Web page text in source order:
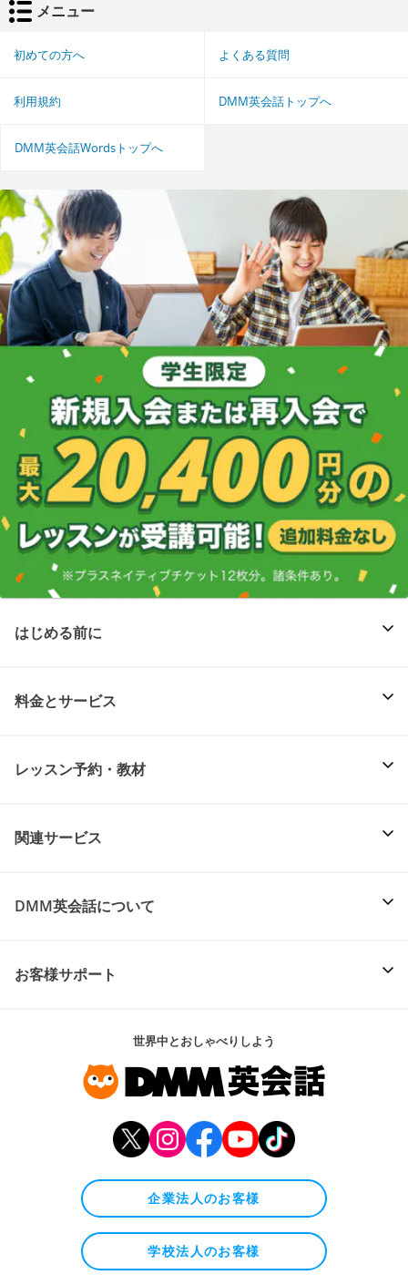
メニュー
初めての方へ よくある質問
利用規約 DMM英会話トップへ
DMM英会話Wordsトップへ
はじめる前に
料金とサービス
レッスン予約・教材
関連サービス
DMM英会話について
お客様サポート
世界中とおしゃべりしよう
企業法人のお客様
学校法人のお客様